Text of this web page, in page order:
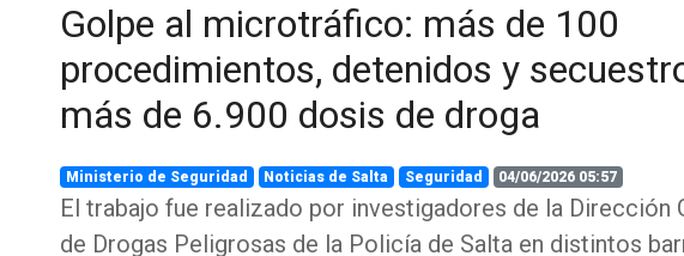
Golpe al microtráfico: más de 100
procedimientos, detenidos y
más de 6.900 dosis de droga
Ministerio de Seguridad Noticias de Salta Seguridad 04/06/2026 05:57
El trabajo fue realizado por investigadores de la Dirección
de Drogas Peligrosas de la Policía de Salta en distintos